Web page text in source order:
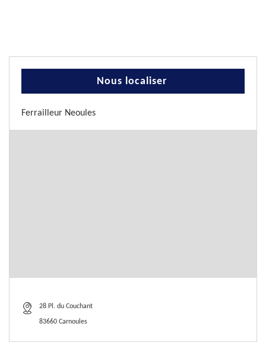
Nous localiser
Ferrailleur Neoules
28 Pl. du Couchant
83660 Carnoules